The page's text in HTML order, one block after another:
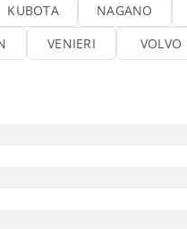
KUBOTA NAGANO
VENIERI VOLVO